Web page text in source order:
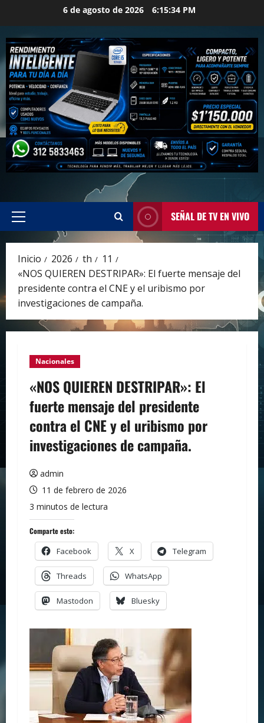
contenido
6 de agosto de 2026 6:15:35 PM
Menú
SEÑAL DE TV EN VIVO
Inicio 2026 th
11
«NOS QUIEREN DESTRIPAR»: El fuerte mensaje del
presidente contra el CNE y el uribismo por
investigaciones de campaña.
Nacionales
«NOS QUIEREN DESTRIPAR»: El
fuerte mensaje del presidente
contra el CNE y el uribismo por
investigaciones de campaña.
admin
11 de febrero de 2026
3 minutos de lectura
Comparte esto:
Facebook X Telegram
Threads WhatsApp
Mastodon Bluesky